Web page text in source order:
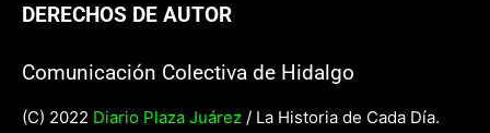
DERECHOS DE AUTOR
Comunicación Colectiva de Hidalgo
(C) 2022 Diario Plaza Juárez / La Historia de Cada Día.